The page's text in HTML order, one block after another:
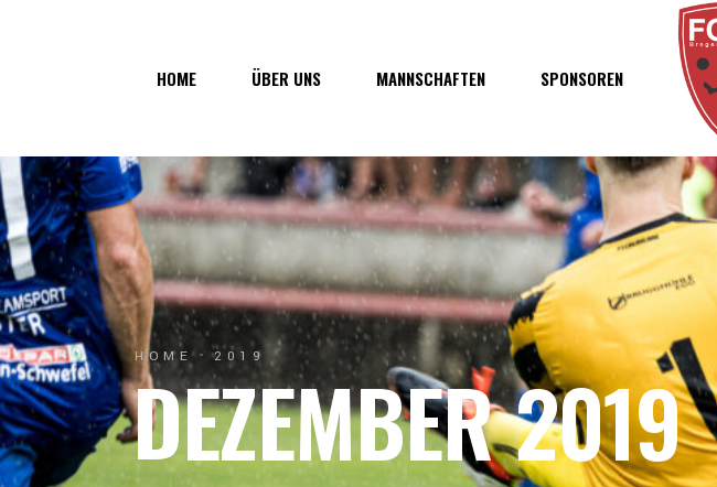
HOME ÜBER UNS
Über uns
Vorstand
Geschichte
Junkerau
MANNSCHAFTEN
1. Mannschaft
1b-Mannschaft
Nachwuchs
SPONSOREN
Junkerau
HOME 2019
DEZEMBER 2019